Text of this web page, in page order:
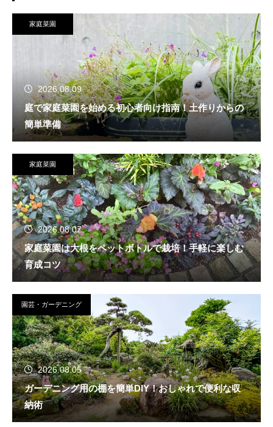
家庭菜園
2026.08.09
庭で家庭菜園を始める初心者向け指南！土作りからの
簡単準備
家庭菜園
2026.08.07
家庭菜園は大根をペットボトルで栽培！手軽に楽しむ
育成コツ
園芸・ガーデニング
2026.08.05
ガーデニング用の棚を簡単DIY！おしゃれで便利な収
納術